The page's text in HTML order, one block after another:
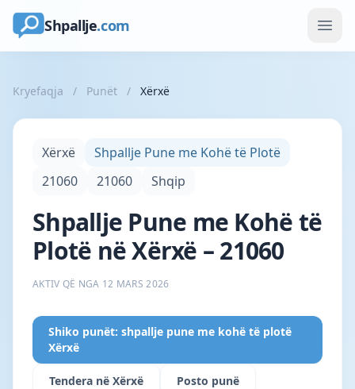
Shpallje.com
Kryefaqja / Punët / Xërxë
Xërxë
Shpallje Pune me Kohë të Plotë
21060
21060 Shqip
Shpallje Pune me Kohë të
Plotë në Xërxë – 21060
AKTIV QË NGA 12 MARS 2026
Shiko punët: shpallje pune me kohë të plotë
Xërxë
Tendera në Xërxë Posto punë